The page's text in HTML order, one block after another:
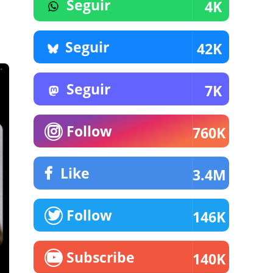
Seguir 4K
Seguir 42K
Seguir 7K
Follow 760K
Like 3.4M
Follow 146K
Subscribe 140K